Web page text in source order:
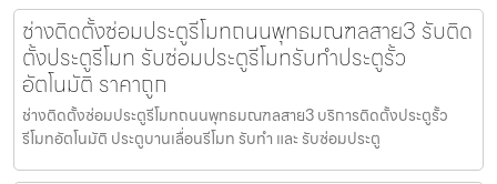
ช่างติดตั้งซ่อมประตูรีโมทถนนพุทธมณฑลสาย3 รับติด
ตั้งประตูรีโมท รับซ่อมประตูรีโมทรับทำประตูรั้ว
อัตโนมัติ ราคาถูก
ช่างติดตั้งซ่อมประตูรีโมทถนนพุทธมณฑลสาย3 บริการติดตั้งประตูรั้ว
รีโมทอัตโนมัติ ประตูบานเลื่อนรีโมท รับทำ และ รับซ่อมประตู